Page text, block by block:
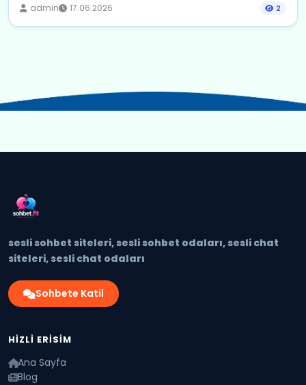
admin 17.06.2026 2
sesli sohbet siteleri, sesli sohbet odaları, sesli chat
siteleri, sesli chat odaları
Sohbete Katil
HIZLI ERISIM
Ana Sayfa
Blog